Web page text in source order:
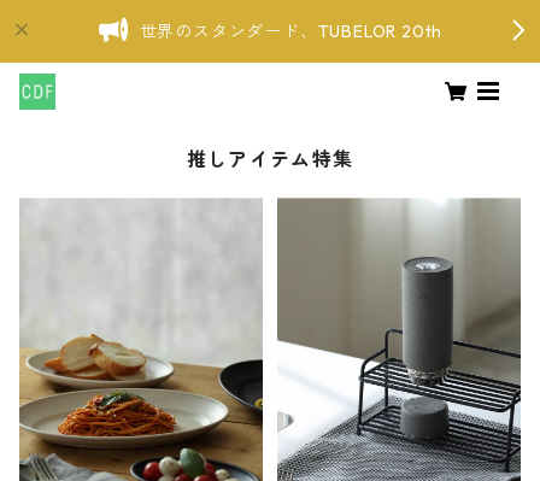
世界のスタンダード、TUBELOR 20th
推しアイテム特集